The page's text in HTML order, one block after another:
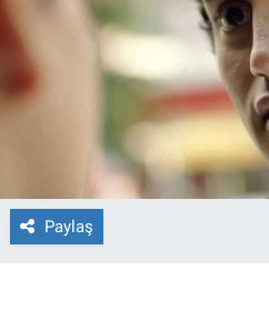
Paylaş
Eğlence
Ekonomi
Gerçeğin İzinde
Gün Başlıyor